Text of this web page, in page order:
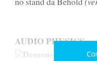
AUDIO PHYSICS
Demonstração